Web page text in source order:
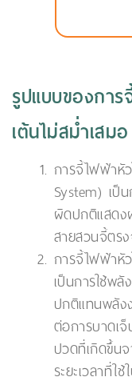
รูปแบบของการ
เต้นไม่สม่ำเส
การจี้ไฟฟ้าหั
System) เป็
ผิดปกติแสดง
สายสวนจี้ต
การจี้ไฟฟ้าหั
เป็นการใช้พ
ปกติแทนพลัง
ต่อการบาดเ
ปวดที่เกิดขึ้น
ระยะเวลาที่ใ